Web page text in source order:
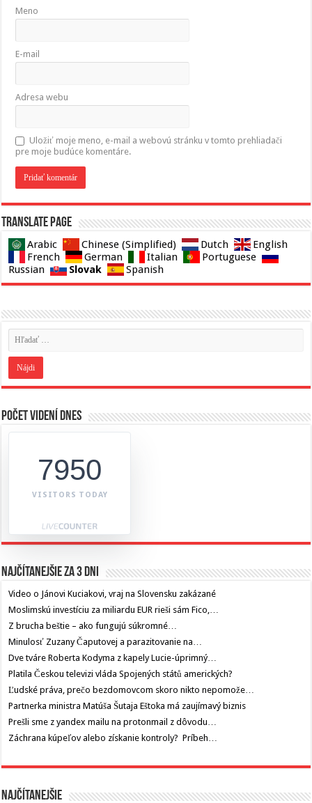
Meno
E-mail
Adresa webu
Uložiť moje meno, e-mail a webovú stránku v tomto prehliadači
pre moje budúce komentáre.
Translate page
Arabic Chinese (Simplified) Dutch
English
French
German Italian
Portuguese
Russian
Slovak Spanish
Počet videní dnes
7950
VISITORS TODAY
Najčítanejšie za 3 dni
Video o Jánovi Kuciakovi, vraj na Slovensku zakázané
Moslimskú investíciu za miliardu EUR rieši sám Fico,…
Z brucha beštie – ako fungujú súkromné…
Minulosť Zuzany Čaputovej a parazitovanie na…
Dve tváre Roberta Kodyma z kapely Lucie-úprimný…
Platila Českou televizi vláda Spojených států amerických?
Ľudské práva, prečo bezdomovcom skoro nikto nepomože…
Partnerka ministra Matúša Šutaja Eštoka má zaujímavý biznis
Prešli sme z yandex mailu na protonmail z dôvodu…
Záchrana kúpeľov alebo získanie kontroly? Príbeh…
Najčítanejšie